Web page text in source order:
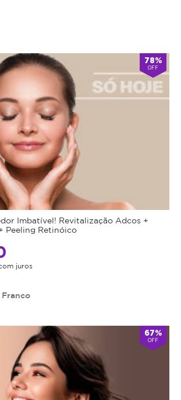
78%
OFF
Imbatível! Revitalização Adcos +
Peeling Retinóico
juros
67%
OFF